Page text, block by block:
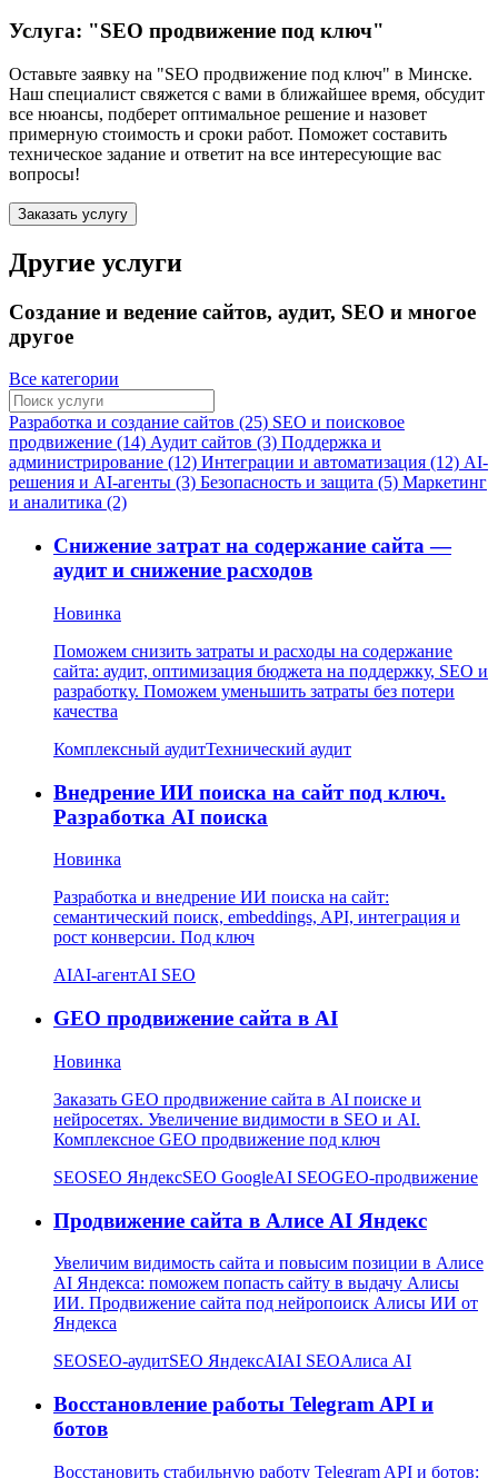
Услуга: "SEO продвижение под ключ"
Оставьте заявку на "SEO продвижение под ключ" в Минске.
Наш специалист свяжется с вами в ближайшее время, обсудит
все нюансы, подберет оптимальное решение и назовет
примерную стоимость и сроки работ. Поможет составить
техническое задание и ответит на все интересующие вас
вопросы!
Заказать услугу
Другие услуги
Создание и ведение сайтов, аудит, SEO и многое
другое
Все категории
Разработка и создание сайтов (25) SEO и поисковое
продвижение (14) Аудит сайтов (3) Поддержка и
администрирование (12) Интеграции и автоматизация (12) AI-
решения и AI-агенты (3) Безопасность и защита (5) Маркетинг
и аналитика (2)
Снижение затрат на содержание сайта —
аудит и снижение расходов
Новинка
Поможем снизить затраты и расходы на содержание
сайта: аудит, оптимизация бюджета на поддержку, SEO и
разработку. Поможем уменьшить затраты без потери
качества
Комплексный аудитТехнический аудит
Внедрение ИИ поиска на сайт под ключ.
Разработка AI поиска
Новинка
Разработка и внедрение ИИ поиска на сайт:
семантический поиск, embeddings, API, интеграция и
рост конверсии. Под ключ
AIAI-агентAI SEO
GEO продвижение сайта в AI
Новинка
Заказать GEO продвижение сайта в AI поиске и
нейросетях. Увеличение видимости в SEO и AI.
Комплексное GEO продвижение под ключ
SEOSEO ЯндексSEO GoogleAI SEOGEO-продвижение
Продвижение сайта в Алисе AI Яндекс
Увеличим видимость сайта и повысим позиции в Алисе
AI Яндекса: поможем попасть сайту в выдачу Алисы
ИИ. Продвижение сайта под нейропоиск Алисы ИИ от
Яндекса
SEOSEO-аудитSEO ЯндексAIAI SEOАлиса AI
Восстановление работы Telegram API и
ботов
Восстановить стабильную работу Telegram API и ботов: